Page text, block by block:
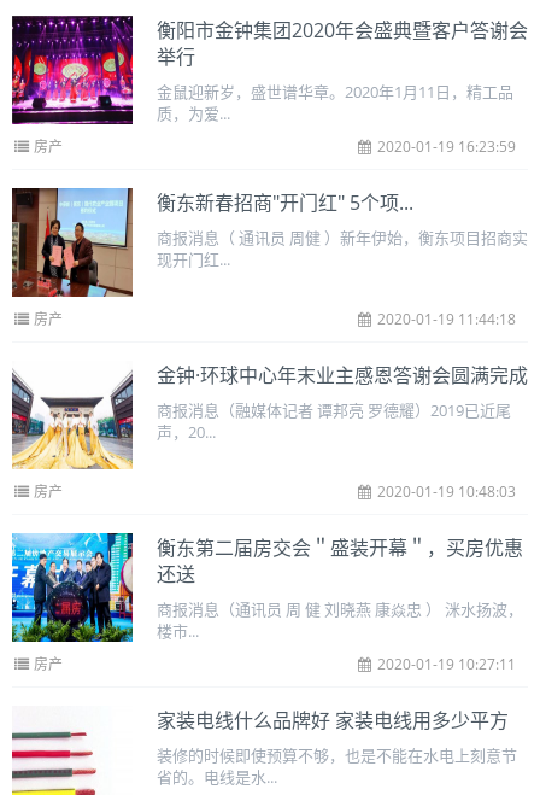
衡阳市金钟集团2020年会盛典暨客户答谢会
举行
金鼠迎新岁，盛世谱华章。2020年1月11日，精工品
质，为爱...
房产 2020-01-19 16:23:59
衡东新春招商"开门红" 5个项...
商报消息（ 通讯员 周健 ）新年伊始，衡东项目招商实
现开门红...
房产 2020-01-19 11:44:18
金钟·环球中心年末业主感恩答谢会圆满完成
商报消息（融媒体记者 谭邦亮 罗德耀）2019已近尾
声，20...
房产 2020-01-19 10:48:03
衡东第二届房交会＂盛装开幕＂，买房优惠
还送
商报消息（通讯员 周 健 刘晓燕 康焱忠 ） 洣水扬波，
楼市...
房产 2020-01-19 10:27:11
家装电线什么品牌好 家装电线用多少平方
装修的时候即使预算不够，也是不能在水电上刻意节
省的。电线是水...